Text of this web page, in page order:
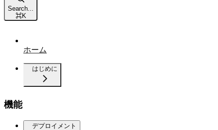
Search...
⌘K
ホーム
はじめに
機能
デプロイメント